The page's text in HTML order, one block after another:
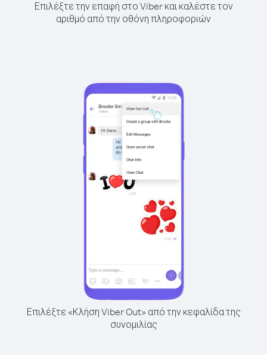
Επιλέξτε την επαφή στο Viber και καλέστε τον
αριθμό από την οθόνη πληροφοριών
Επιλέξτε «Κλήση Viber Out» από την κεφαλίδα της
συνομιλίας